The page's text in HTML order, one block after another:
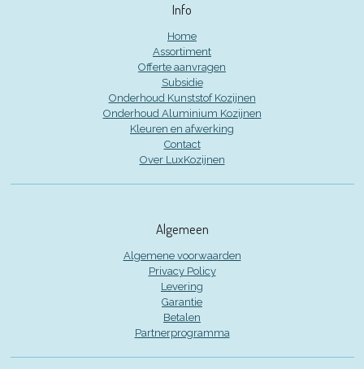
Info
Home
Assortiment
Offerte aanvragen
Subsidie
Onderhoud Kunststof Kozijnen
Onderhoud Aluminium Kozijnen
Kleuren en afwerking
Contact
Over LuxKozijnen
Algemeen
Algemene voorwaarden
Privacy Policy
Levering
Garantie
Betalen
Partnerprogramma